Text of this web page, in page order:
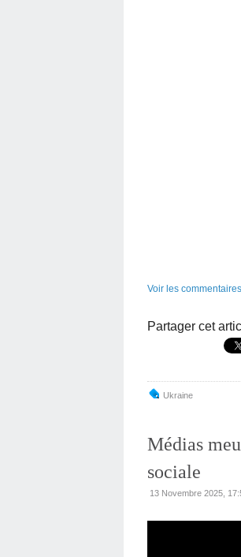
Voir les commentaires
Partager cet
Ukraine
Médias
sociale
13 Novembre 2025,